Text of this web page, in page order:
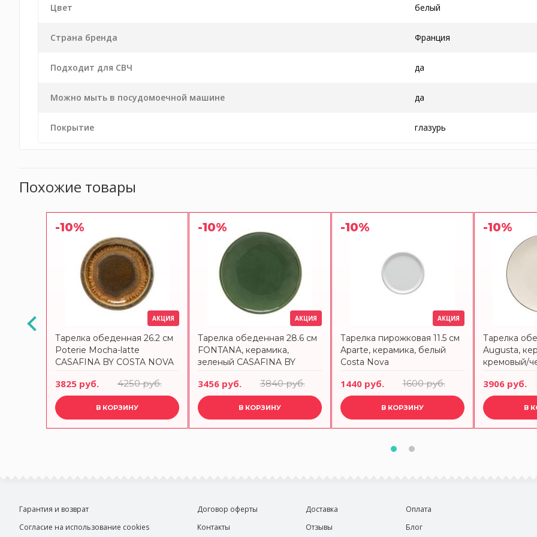
Цвет белый
Страна бренда Франция
Подходит для СВЧ да
Можно мыть в посудомоечной машине да
Покрытие глазурь
Похожие товары
АКЦИЯ
-10%
АКЦИЯ
Тарелка обеденная 26.2 см
Poterie Mocha-latte
CASAFINA BY COSTA NOVA
3825 руб. 4250 руб.
В КОРЗИНУ
-10%
АКЦИЯ
Тарелка обеденная 28.6 см
FONTANA, керамика,
зеленый CASAFINA BY
3456 руб. 3840 руб.
В КОРЗИНУ
-10%
АКЦИЯ
Тарелка пирожковая 11.5 см
Aparte, керамика, белый
Costa Nova
1440 руб. 1600 руб.
В КОРЗИНУ
-10%
Тарелка
Augusta,
кремовый/
3906 руб.
В
Гарантия и возврат
Согласие на использование cookies
Договор оферты
Контакты
Доставка
Отзывы
Оплата
Блог